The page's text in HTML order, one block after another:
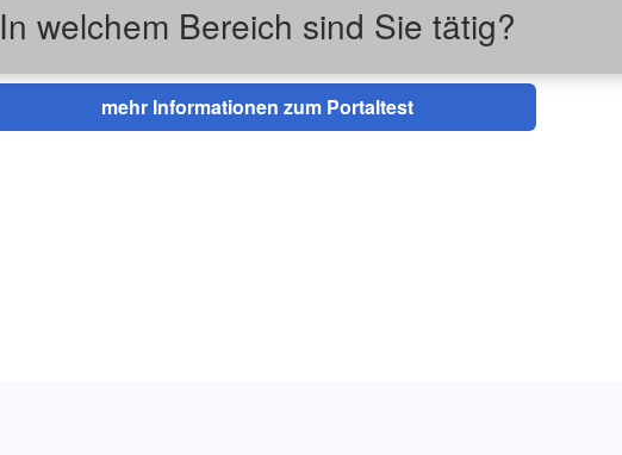
In welchem Bereich sind Sie tätig?
mehr Informationen zum Portaltest